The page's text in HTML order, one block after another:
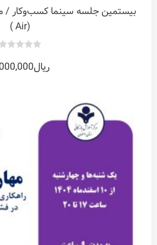
بیستمین جلسه سینما کسب‌وکار /
(Air )
out
of
ریال